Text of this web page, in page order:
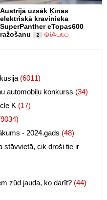
Austrijā uzsāk Ķīnas
elektriskā kravinieka
SuperPanther eTopas600
ražošanu
2
(6011)
automobiļu konkurss (34)
K (17)
- 2024.gads (48)
stāvvietā, cik droši tie ir
zūd jauda, ko darīt? (44)